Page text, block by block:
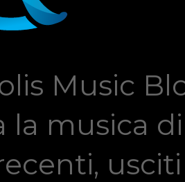
Music
la musica